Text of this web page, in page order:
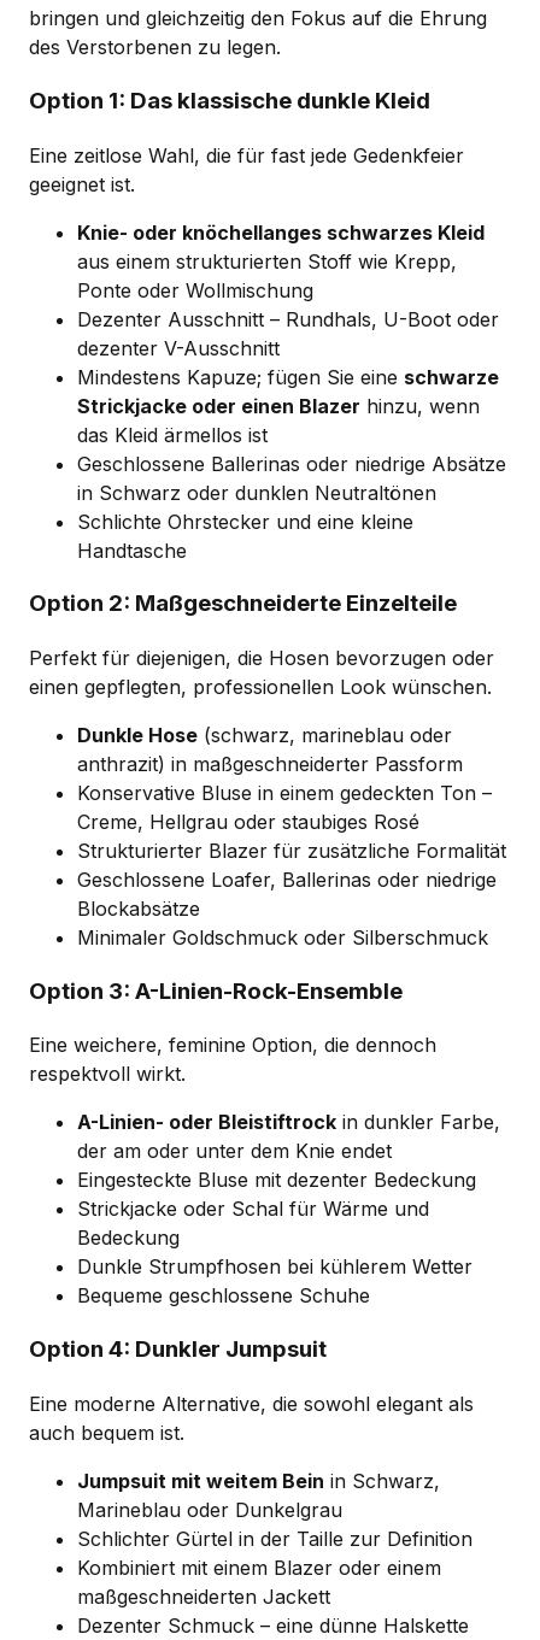
bringen und gleichzeitig den Fokus auf die Ehrung
des Verstorbenen zu legen.
Option 1: Das klassische dunkle Kleid
Eine zeitlose Wahl, die für fast jede Gedenkfeier
geeignet ist.
Knie- oder knöchellanges schwarzes Kleid
aus einem strukturierten Stoff wie Krepp,
Ponte oder Wollmischung
Dezenter Ausschnitt – Rundhals, U-Boot oder
dezenter V-Ausschnitt
Mindestens Kapuze; fügen Sie eine schwarze
Strickjacke oder einen Blazer hinzu, wenn
das Kleid ärmellos ist
Geschlossene Ballerinas oder niedrige Absätze
in Schwarz oder dunklen Neutraltönen
Schlichte Ohrstecker und eine kleine
Handtasche
Option 2: Maßgeschneiderte Einzelteile
Perfekt für diejenigen, die Hosen bevorzugen oder
einen gepflegten, professionellen Look wünschen.
Dunkle Hose (schwarz, marineblau oder
anthrazit) in maßgeschneiderter Passform
Konservative Bluse in einem gedeckten Ton –
Creme, Hellgrau oder staubiges Rosé
Strukturierter Blazer für zusätzliche Formalität
Geschlossene Loafer, Ballerinas oder niedrige
Blockabsätze
Minimaler Goldschmuck oder Silberschmuck
Option 3: A-Linien-Rock-Ensemble
Eine weichere, feminine Option, die dennoch
respektvoll wirkt.
A-Linien- oder Bleistiftrock in dunkler Farbe,
der am oder unter dem Knie endet
Eingesteckte Bluse mit dezenter Bedeckung
Strickjacke oder Schal für Wärme und
Bedeckung
Dunkle Strumpfhosen bei kühlerem Wetter
Bequeme geschlossene Schuhe
Option 4: Dunkler Jumpsuit
Eine moderne Alternative, die sowohl elegant als
auch bequem ist.
Jumpsuit mit weitem Bein in Schwarz,
Marineblau oder Dunkelgrau
Schlichter Gürtel in der Taille zur Definition
Kombiniert mit einem Blazer oder einem
maßgeschneiderten Jackett
Dezenter Schmuck – eine dünne Halskette